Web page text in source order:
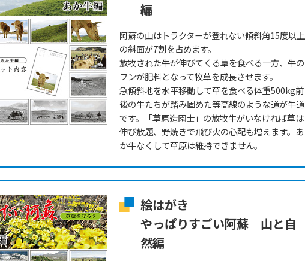
編
阿蘇の山はトラクターが登れない傾斜角15度以上
の斜面が7割を占めます。
放牧された牛が伸びてくる草を食べる一方、牛の
フンが肥料となって牧草を成長させます。
急傾斜地を水平移動して草を食べる体重500kg前
後の牛たちが踏み固めた等高線のような道が牛道
です。「草原造園士」の放牧牛がいなければ草は
伸び放題、野焼きで飛び火の心配も増えます。あ
か牛なくして草原は維持できません。
絵はがき
やっぱりすごい阿蘇 山と自
然編